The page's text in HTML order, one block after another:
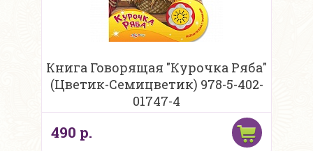
Книга Говорящая "Курочка Ряба"
(Цветик-Семицветик) 978-5-402-
01747-4
490 р.